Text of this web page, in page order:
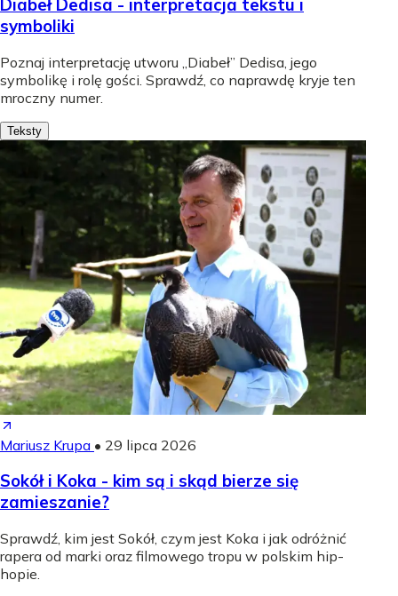
Diabeł Dedisa - interpretacja tekstu i
symboliki
Poznaj interpretację utworu „Diabeł” Dedisa, jego
symbolikę i rolę gości. Sprawdź, co naprawdę kryje ten
mroczny numer.
Teksty
Mariusz Krupa • 29 lipca 2026
Sokół i Koka - kim są i skąd bierze się
zamieszanie?
Sprawdź, kim jest Sokół, czym jest Koka i jak odróżnić
rapera od marki oraz filmowego tropu w polskim hip-
hopie.